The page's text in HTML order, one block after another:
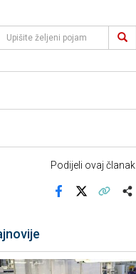
Podijeli ovaj članak